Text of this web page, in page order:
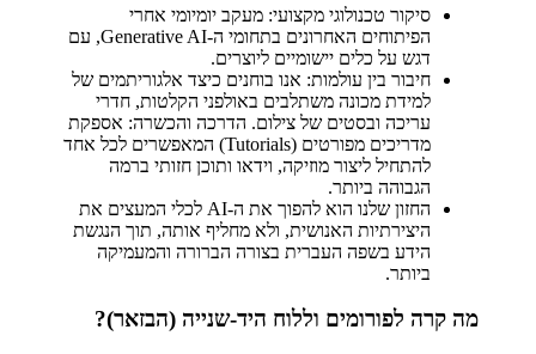
סיקור טכנולוגי מקצועי: מעקב יומיומי אחרי
הפיתוחים האחרונים בתחומי ה-Generative AI, עם
דגש על כלים יישומיים ליוצרים.
חיבור בין עולמות: אנו בוחנים כיצד אלגוריתמים של
למידת מכונה משתלבים באולפני הקלטות, חדרי
עריכה ובסטים של צילום. הדרכה והכשרה: אספקת
מדריכים מפורטים (Tutorials) המאפשרים לכל אחד
להתחיל ליצור מוזיקה, וידאו ותוכן חזותי ברמה
הגבוהה ביותר.
החזון שלנו הוא להפוך את ה-AI לכלי המעצים את
היצירתיות האנושית, ולא מחליף אותה, תוך הנגשת
הידע בשפה העברית בצורה הברורה והמעמיקה
ביותר.
מה קרה לפורומים וללוח היד-שנייה (הבזאר)?